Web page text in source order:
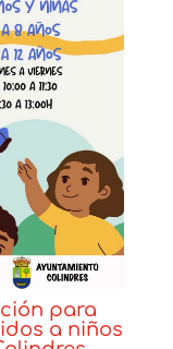
para
a niños